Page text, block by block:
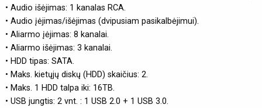
• Audio išėjimas: 1 kanalas RCA.
• Audio įėjimas/išėjimas (dvipusiam pasikalbėjimui).
• Aliarmo įėjimas: 8 kanalai.
• Aliarmo išėjimas: 3 kanalai.
• HDD tipas: SATA.
• Maks. kietųjų diskų (HDD) skaičius: 2.
• Maks. 1 HDD talpa iki: 16TB.
• USB jungtis: 2 vnt. : 1 USB 2.0 + 1 USB 3.0.